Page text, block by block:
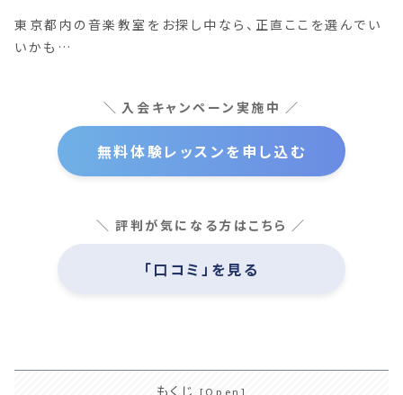
東京都内の音楽教室をお探し中なら、正直ここを選んでい
いかも…
入会キャンペーン実施中
無料体験レッスンを申し込む
評判が気になる方はこちら
「口コミ」を見る
もくじ